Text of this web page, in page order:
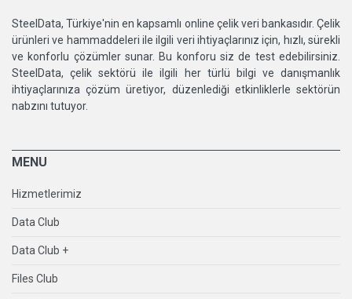
SteelData, Türkiye'nin en kapsamlı online çelik veri bankasıdır. Çelik
ürünleri ve hammaddeleri ile ilgili veri ihtiyaçlarınız için, hızlı, sürekli
ve konforlu çözümler sunar. Bu konforu siz de test edebilirsiniz.
SteelData, çelik sektörü ile ilgili her türlü bilgi ve danışmanlık
ihtiyaçlarınıza çözüm üretiyor, düzenlediği etkinliklerle sektörün
nabzını tutuyor.
MENU
Hizmetlerimiz
Data Club
Data Club +
Files Club